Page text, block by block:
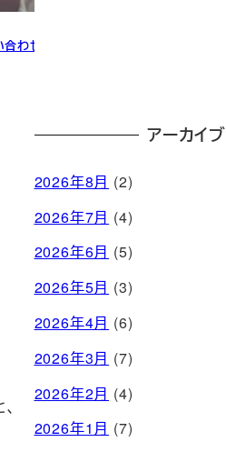
わせる
アーカイブ
2026年8月 (2)
2026年7月 (4)
2026年6月 (5)
2026年5月 (3)
2026年4月 (6)
2026年3月 (7)
2026年2月 (4)
2026年1月 (7)